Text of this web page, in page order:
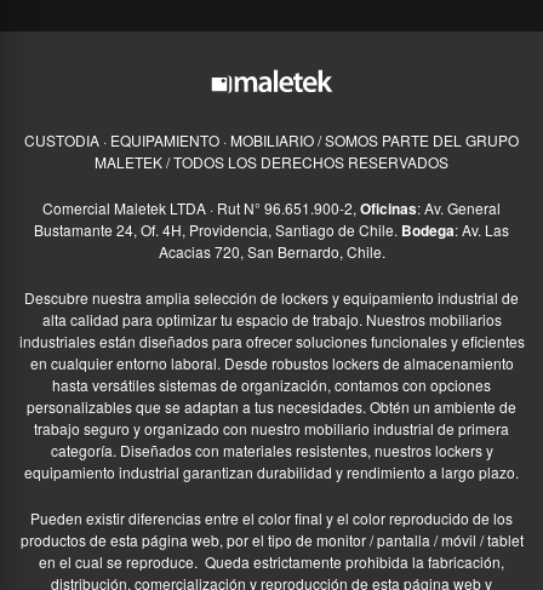
CUSTODIA · EQUIPAMIENTO · MOBILIARIO / SOMOS PARTE DEL GRUPO
MALETEK / TODOS LOS DERECHOS RESERVADOS
Comercial Maletek LTDA · Rut N° 96.651.900-2, Oficinas: Av. General
Bustamante 24, Of. 4H, Providencia, Santiago de Chile. Bodega: Av. Las
Acacias 720, San Bernardo, Chile.
Descubre nuestra amplia selección de lockers y equipamiento industrial de
alta calidad para optimizar tu espacio de trabajo. Nuestros mobiliarios
industriales están diseñados para ofrecer soluciones funcionales y eficientes
en cualquier entorno laboral. Desde robustos lockers de almacenamiento
hasta versátiles sistemas de organización, contamos con opciones
personalizables que se adaptan a tus necesidades. Obtén un ambiente de
trabajo seguro y organizado con nuestro mobiliario industrial de primera
categoría. Diseñados con materiales resistentes, nuestros lockers y
equipamiento industrial garantizan durabilidad y rendimiento a largo plazo.
Pueden existir diferencias entre el color final y el color reproducido de los
productos de esta página web, por el tipo de monitor / pantalla / móvil / tablet
en el cual se reproduce. Queda estrictamente prohibida la fabricación,
distribución, comercialización y reproducción de esta página web y